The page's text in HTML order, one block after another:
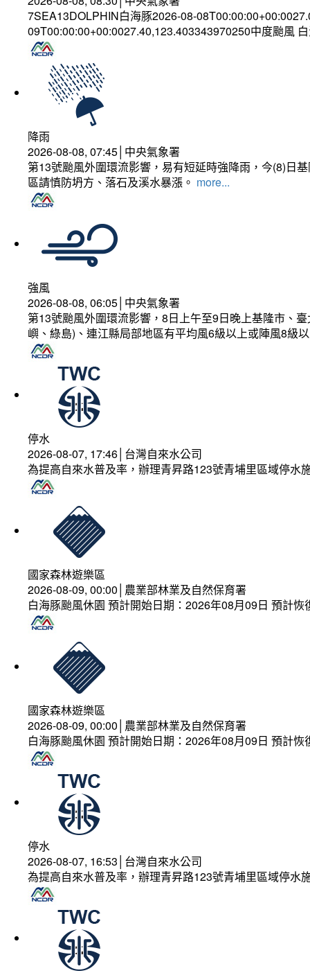
7SEA13DOLPHIN白海豚2026-08-
09T00:00:00+00:0027.40,123.403343970250中度颱風
降雨
2026-08-08, 07:45│中央氣象署
第13號颱風外圍環流影響，易有短延時強降雨，今(8)日
區請慎防坍方、落石及溪水暴漲。 more...
強風
2026-08-08, 06:05│中央氣象署
第13號颱風外圍環流影響，8日上午至9日晚上基隆市、
嶼、綠島)、連江縣局部地區有平均風6級以上或陣風8級
停水
2026-08-07, 17:46│台灣自來水公司
為提高自來水普及率，辦理青昇路123號青埔里區域停水
國家森林遊樂區
2026-08-09, 00:00│農業部林業及自然保育署
白海豚颱風休園 預計開始日期：2026年08月09日 預計
國家森林遊樂區
2026-08-09, 00:00│農業部林業及自然保育署
白海豚颱風休園 預計開始日期：2026年08月09日 預計
停水
2026-08-07, 16:53│台灣自來水公司
為提高自來水普及率，辦理青昇路123號青埔里區域停水